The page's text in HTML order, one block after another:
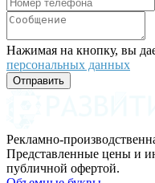
Нажимая на кнопку, вы
персональных данных
Отправить
Рекламно-
Представленные цены и
публичной офертой.